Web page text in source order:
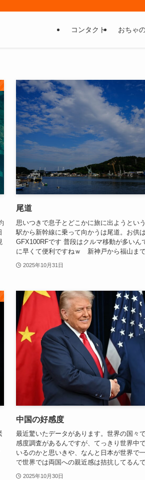
コンタクト おちゃ
尾道
思いつきで息子とどこかに旅に出ようとい
駅から新幹線に乗って向かうは尾道。お供
GFX100RFです 普段はクルマ移動が多いん
に早くて便利ですねｗ 新神戸から福山ま
2025年10月31日
中国の好感度
最近驚いたデータがあります。世界の国々
感度調査があるんですが、てっきり世界中
いるのかと思いきや、なんと日本が世界で
で世界では両国への親近感は拮抗してるん
2025年10月30日